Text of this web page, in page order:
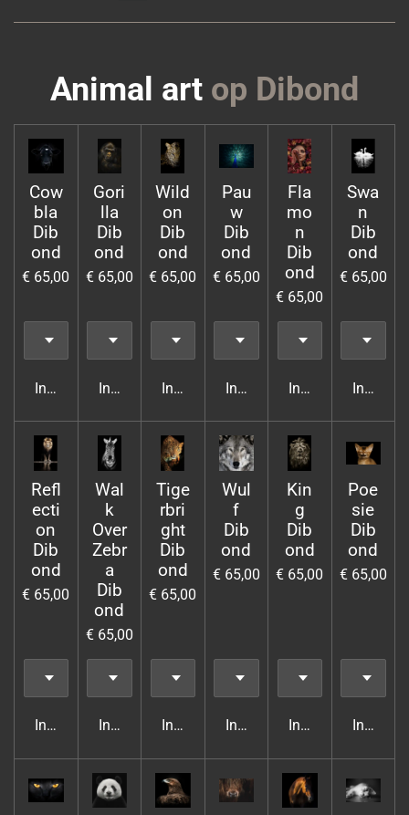
Animal art op Dibond
Cow
bla
Dib
ond
€ 65,00
In winkelwagen
Gori
lla
Dib
ond
€ 65,00
In winkelwagen
Wild
on
Dib
ond
€ 65,00
In winkelwagen
Pau
w
Dib
ond
€ 65,00
In winkelwagen
Fla
mo
n
Dib
ond
€ 65,00
In winkelwagen
Swa
n
Dib
ond
€ 65,00
In
Refl
ecti
on
Dib
ond
€ 65,00
In winkelwagen
Wal
k
Over
Zebr
a
Dib
ond
€ 65,00
In winkelwagen
Tige
rbri
ght
Dib
ond
€ 65,00
In winkelwagen
Wul
f
Dib
ond
€ 65,00
In winkelwagen
Kin
g
Dib
ond
€ 65,00
In winkelwagen
Poe
sie
Dib
ond
€ 65,00
In